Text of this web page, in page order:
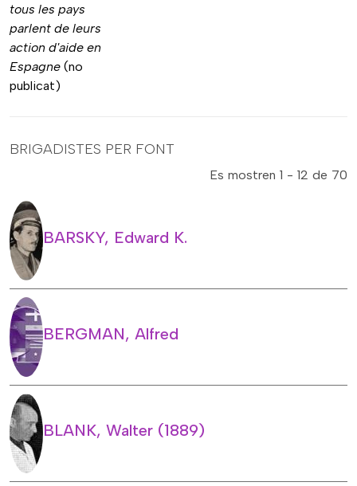
tous les pays
parlent de leurs
action d'aide en
Espagne (no
publicat)
BRIGADISTES PER FONT
Es mostren 1 - 12 de 70
BARSKY, Edward K.
BERGMAN, Alfred
BLANK, Walter (1889)